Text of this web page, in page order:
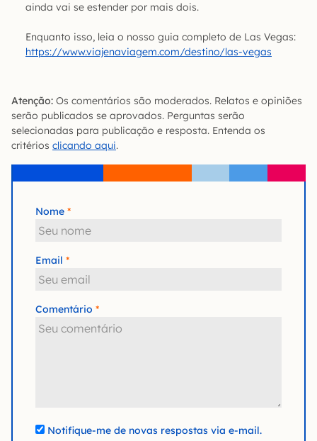
ainda vai se estender por mais dois.
Enquanto isso, leia o nosso guia completo de Las Vegas:
https://www.viajenaviagem.com/destino/las-vegas
Atenção: Os comentários são moderados. Relatos e opiniões
serão publicados se aprovados. Perguntas serão
selecionadas para publicação e resposta. Entenda os
critérios clicando aqui.
Nome
Email
Comentário
Notifique-me de novas respostas via e-mail.